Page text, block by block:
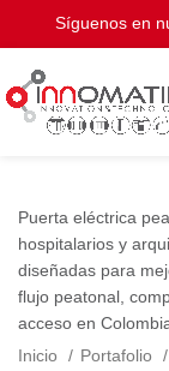
Síguenos en
Puerta eléctrica
hospitalarios y
diseñadas para
flujo peatonal,
acceso en
Inicio
Portafolio